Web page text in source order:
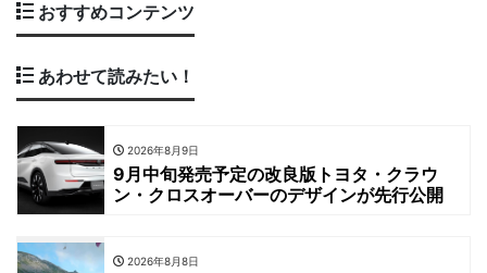
おすすめコンテンツ
あわせて読みたい！
2026年8月9日
9月中旬発売予定の改良版トヨタ・クラウ
ン・クロスオーバーのデザインが先行公開
2026年8月8日